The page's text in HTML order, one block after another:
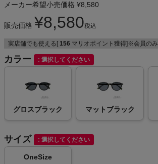
メンズカジュアルウェア
レディースカジュアルウェア
メンズスポーツウェア
メーカー希望小売価格 ¥8,580
販売価格 ¥8,580税込
実店舗でも使える[ 156 マリオポイント獲得]※会員のみ
カラー 選択してください
グロスブラック マットブラック
サイズ 選択してください
OneSize